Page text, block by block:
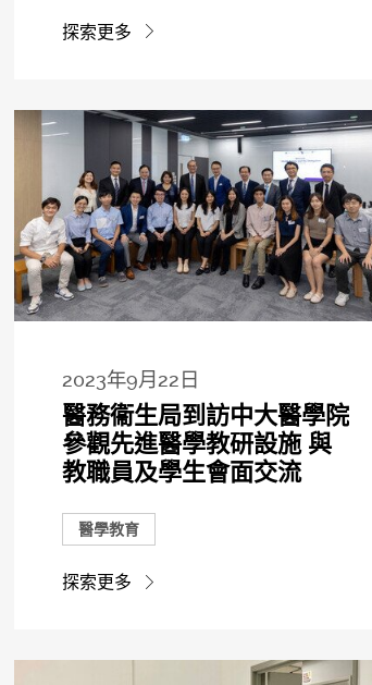
探索更多
2023年9月22日
醫務衞生局到訪中大醫學院
參觀先進醫學教研設施 與
教職員及學生會面交流
醫學教育
探索更多